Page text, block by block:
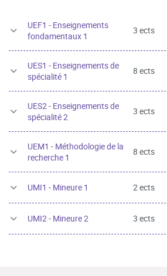
UEF1 - Enseignements
fondamentaux 1
3 ects
UES1 - Enseignements de
spécialité 1
8 ects
UES2 - Enseignements de
spécialité 2
3 ects
UEM1 - Méthodologie de la
recherche 1
8 ects
UMI1 - Mineure 1 2 ects
UMI2 - Mineure 2 3 ects